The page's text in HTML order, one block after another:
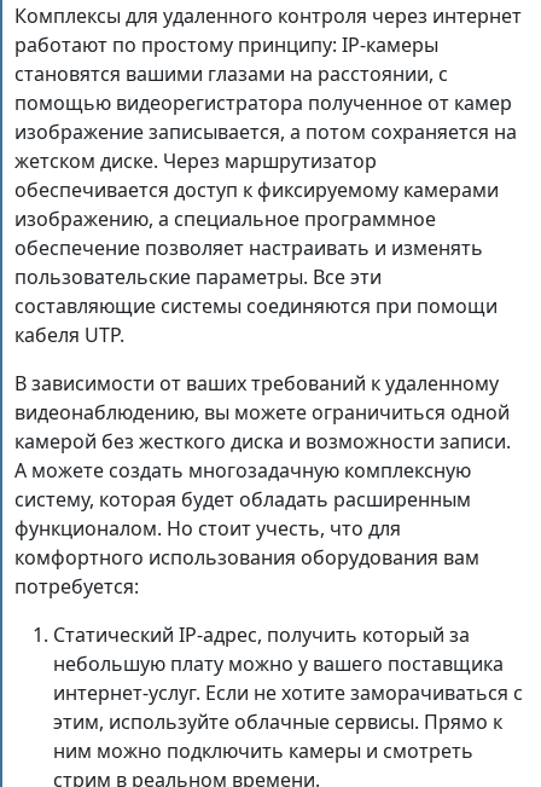
Комплексы для удаленного контроля через интернет
работают по простому принципу: IP-камеры
становятся вашими глазами на расстоянии, с
помощью видеорегистратора полученное от камер
изображение записывается, а потом сохраняется на
жетском диске. Через маршрутизатор
обеспечивается доступ к фиксируемому камерами
изображению, а специальное программное
обеспечение позволяет настраивать и изменять
пользовательские параметры. Все эти
составляющие системы соединяются при помощи
кабеля UTP.
В зависимости от ваших требований к удаленному
видеонаблюдению, вы можете ограничиться одной
камерой без жесткого диска и возможности записи.
А можете создать многозадачную комплексную
систему, которая будет обладать расширенным
функционалом. Но стоит учесть, что для
комфортного использования оборудования вам
потребуется:
Статический IP-адрес, получить который за
небольшую плату можно у вашего поставщика
интернет-услуг. Если не хотите заморачиваться с
этим, используйте облачные сервисы. Прямо к
ним можно подключить камеры и смотреть
стрим в реальном времени.